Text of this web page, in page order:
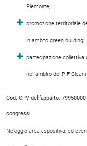
Piemonte;
promozione territoriale
in ambito green building;
partecipazione collettiva
nell’ambito del PIF
Cod. CPV dell’appalto:
congressi
Noleggio area espositiva, ed